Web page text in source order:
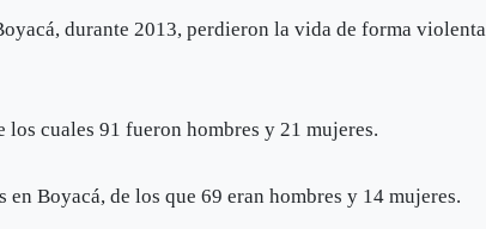
durante 2013, perdieron la vida de forma violenta
cuales 91 fueron hombres y 21 mujeres.
Boyacá, de los que 69 eran hombres y 14 mujeres.